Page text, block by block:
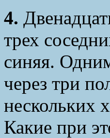
4.
трех
синяя.
через три
нескольких
Какие при